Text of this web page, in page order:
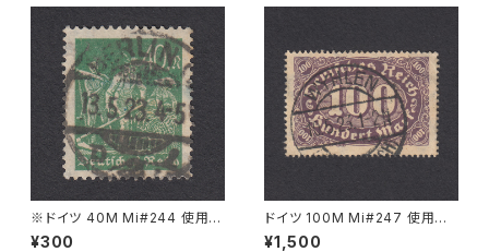
※ドイツ 40M Mi#244 使用済
み切手｜BERLIN 13.5.1923
¥300
ドイツ 100M Mi#247 使用済
み切手｜WYHLEN 10.5.1923
¥1,500